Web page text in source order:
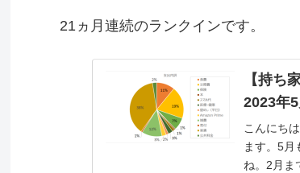
21ヵ月連続のランクインです。
【持ち
2023年5
こんにち
ます。5月
ね。2月ま